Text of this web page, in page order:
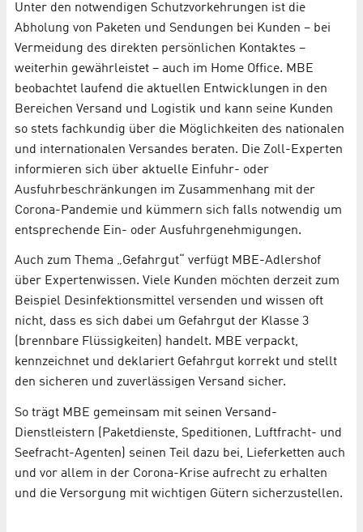
Unter den notwendigen Schutzvorkehrungen ist die
Abholung von Paketen und Sendungen bei Kunden – bei
Vermeidung des direkten persönlichen Kontaktes –
weiterhin gewährleistet – auch im Home Office. MBE
beobachtet laufend die aktuellen Entwicklungen in den
Bereichen Versand und Logistik und kann seine Kunden
so stets fachkundig über die Möglichkeiten des nationalen
und internationalen Versandes beraten. Die Zoll-Experten
informieren sich über aktuelle Einfuhr- oder
Ausfuhrbeschränkungen im Zusammenhang mit der
Corona-Pandemie und kümmern sich falls notwendig um
entsprechende Ein- oder Ausfuhrgenehmigungen.
Auch zum Thema „Gefahrgut“ verfügt MBE-Adlershof
über Expertenwissen. Viele Kunden möchten derzeit zum
Beispiel Desinfektionsmittel versenden und wissen oft
nicht, dass es sich dabei um Gefahrgut der Klasse 3
(brennbare Flüssigkeiten) handelt. MBE verpackt,
kennzeichnet und deklariert Gefahrgut korrekt und stellt
den sicheren und zuverlässigen Versand sicher.
So trägt MBE gemeinsam mit seinen Versand-
Dienstleistern (Paketdienste, Speditionen, Luftfracht- und
Seefracht-Agenten) seinen Teil dazu bei, Lieferketten auch
und vor allem in der Corona-Krise aufrecht zu erhalten
und die Versorgung mit wichtigen Gütern sicherzustellen.